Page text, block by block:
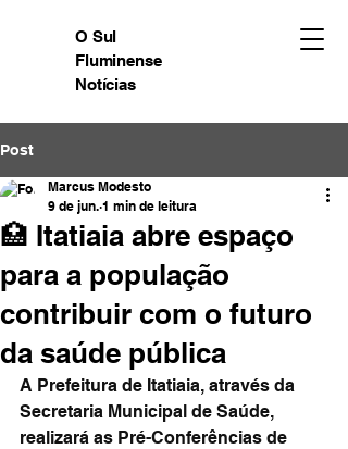
O Sul
Fluminense
Notícias
Post
🏥 Itatiaia abre espaço
para a população
contribuir com o futuro
da saúde pública
Marcus Modesto
9 de jun. 1 min de leitura
A Prefeitura de Itatiaia, através da
Secretaria Municipal de Saúde,
realizará as Pré-Conferências de